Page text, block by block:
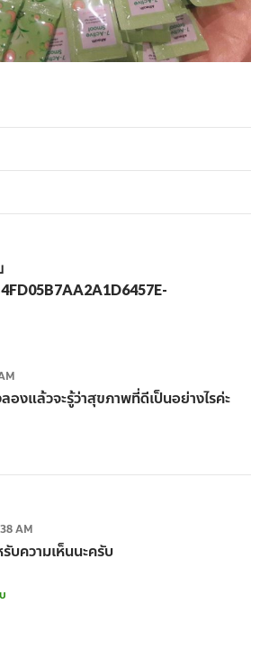
งแล้วจะรู้ว่าสุขภาพที่ดีเป็นอย่างไรค่ะ
AM
ความเห็นนะครับ